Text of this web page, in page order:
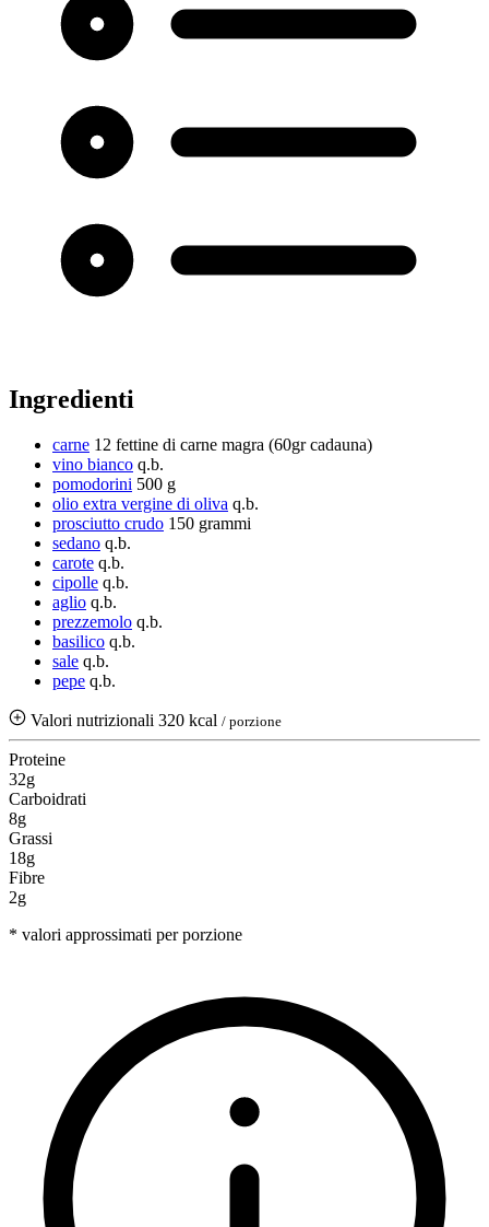
Ingredienti
carne 12 fettine di carne magra (60gr cadauna)
vino bianco q.b.
pomodorini 500 g
olio extra vergine di oliva q.b.
prosciutto crudo 150 grammi
sedano q.b.
carote q.b.
cipolle q.b.
aglio q.b.
prezzemolo q.b.
basilico q.b.
sale q.b.
pepe q.b.
Valori nutrizionali 320 kcal / porzione
Proteine
32g
Carboidrati
8g
Grassi
18g
Fibre
2g
* valori approssimati per porzione